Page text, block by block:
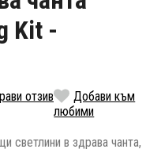
Kit -
отзив
Добави към
любими
светлини в здрава чанта,